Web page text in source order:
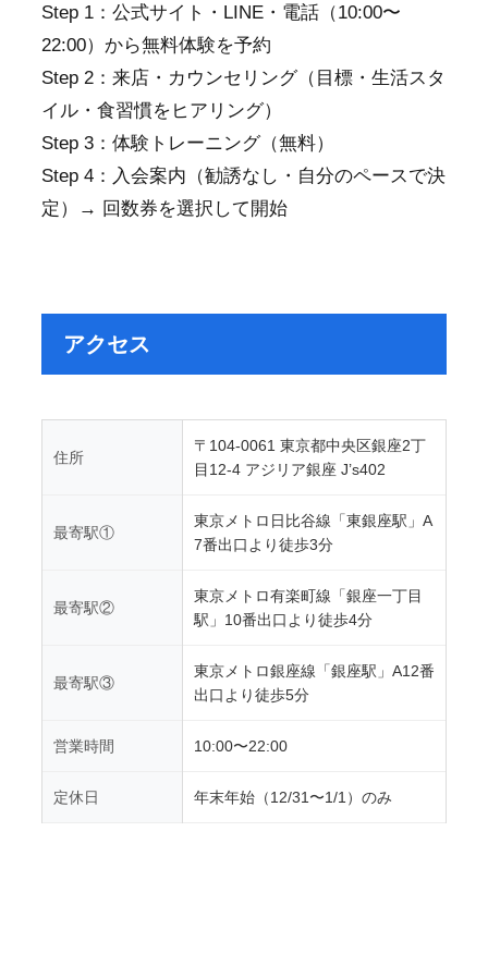
Step 1：公式サイト・LINE・電話（10:00〜
22:00）から無料体験を予約
Step 2：来店・カウンセリング（目標・生活スタ
イル・食習慣をヒアリング）
Step 3：体験トレーニング（無料）
Step 4：入会案内（勧誘なし・自分のペースで決
定）→ 回数券を選択して開始
アクセス
住所
〒104-0061 東京都中央区銀座2丁
目12-4 アジリア銀座 J’s402
最寄駅①
東京メトロ日比谷線「東銀座駅」A
7番出口より徒歩3分
最寄駅②
東京メトロ有楽町線「銀座一丁目
駅」10番出口より徒歩4分
最寄駅③
東京メトロ銀座線「銀座駅」A12番
出口より徒歩5分
営業時間 10:00〜22:00
定休日 年末年始（12/31〜1/1）のみ